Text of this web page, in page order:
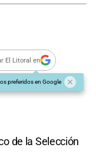
El Litoral en
preferidos en Google
de la Selección